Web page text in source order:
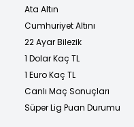
Ata Altın
Cumhuriyet Altını
22 Ayar Bilezik
1 Dolar Kaç TL
1 Euro Kaç TL
Canlı Maç Sonuçları
Süper Lig Puan Durumu